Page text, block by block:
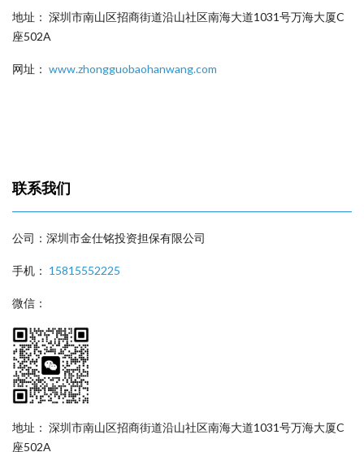
地址： 深圳市南山区招商街道沿山社区南海大道1031号万海大厦C
座502A
网址： www.zhongguobaohanwang.com
联系我们
公司：深圳市金仕铭投资担保有限公司
手机： 15815552225
微信：
地址： 深圳市南山区招商街道沿山社区南海大道1031号万海大厦C
座502A